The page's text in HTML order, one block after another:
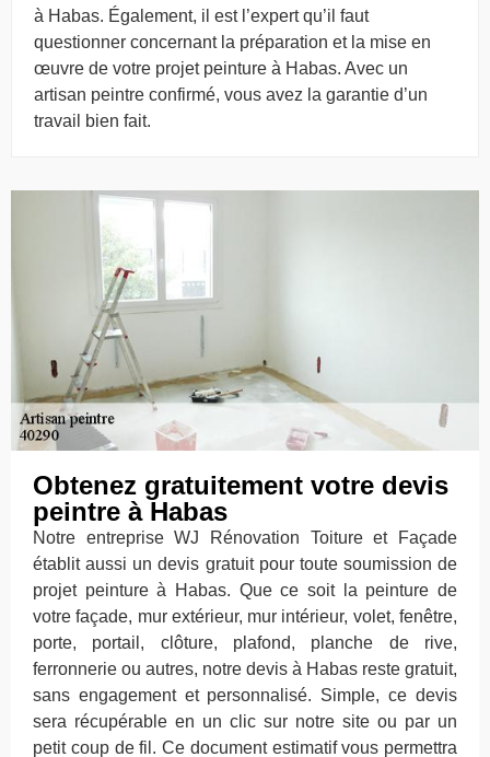
à Habas. Également, il est l’expert qu’il faut
questionner concernant la préparation et la mise en
œuvre de votre projet peinture à Habas. Avec un
artisan peintre confirmé, vous avez la garantie d’un
travail bien fait.
Obtenez gratuitement votre devis
peintre à Habas
Notre entreprise WJ Rénovation Toiture et Façade
établit aussi un devis gratuit pour toute soumission de
projet peinture à Habas. Que ce soit la peinture de
votre façade, mur extérieur, mur intérieur, volet, fenêtre,
porte, portail, clôture, plafond, planche de rive,
ferronnerie ou autres, notre devis à Habas reste gratuit,
sans engagement et personnalisé. Simple, ce devis
sera récupérable en un clic sur notre site ou par un
petit coup de fil. Ce document estimatif vous permettra